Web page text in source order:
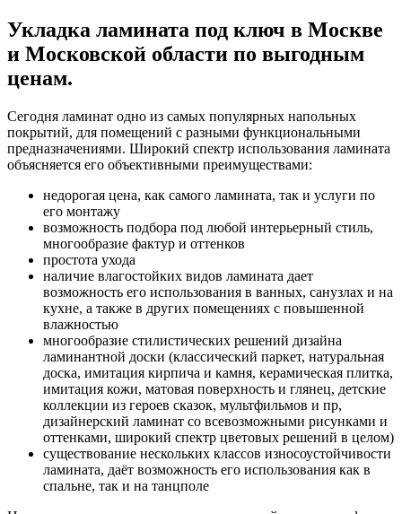
Укладка ламината под ключ в Москве
и Московской области по выгодным
ценам.
Сегодня ламинат одно из самых популярных напольных
покрытий, для помещений с разными функциональными
предназначениями. Широкий спектр использования ламината
объясняется его объективными преимуществами:
недорогая цена, как самого ламината, так и услуги по
его монтажу
возможность подбора под любой интерьерный стиль,
многообразие фактур и оттенков
простота ухода
наличие влагостойких видов ламината дает
возможность его использования в ванных, санузлах и на
кухне, а также в других помещениях с повышенной
влажностью
многообразие стилистических решений дизайна
ламинантной доски (классический паркет, натуральная
доска, имитация кирпича и камня, керамическая плитка,
имитация кожи, матовая поверхность и глянец, детские
коллекции из героев сказок, мультфильмов и пр,
дизайнерский ламинат со всевозможными рисунками и
оттенками, широкий спектр цветовых решений в целом)
существование нескольких классов износоустойчивости
ламината, даёт возможность его использования как в
спальне, так и на танцполе